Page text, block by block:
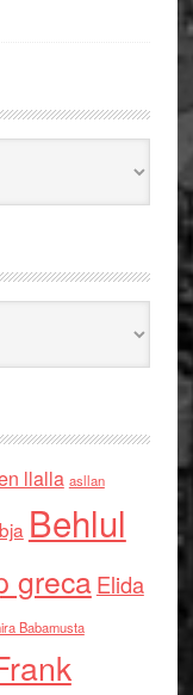
llalla asllan
Behlul
grecaElida
Babamusta